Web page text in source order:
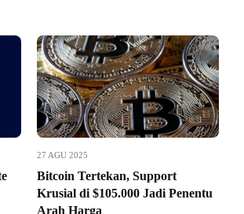
27 AGU 2025
Bitcoin Tertekan, Support
Krusial di $105.000 Jadi Penentu
Arah Harga